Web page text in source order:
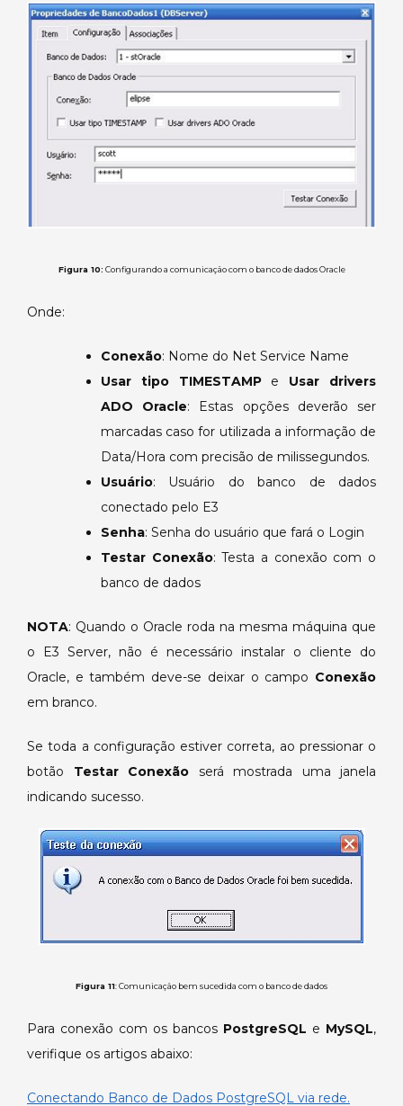
Figura 10: Configurando a comunicação com o banco de dados Oracle
Onde:
Conexão: Nome do Net Service Name
Usar tipo TIMESTAMPe Usar drivers
ADO Oracle: Estas opções deverão ser
marcadas caso for utilizada a informação de
Data/Hora com precisão de milissegundos.
Usuário: Usuário do banco de dados
conectado pelo E3
Senha: Senha do usuário que fará o Login
Testar Conexão: Testa a conexão com o
banco de dados
NOTA: Quando o Oracle roda na mesma máquina que
o E3 Server, não é necessário instalar o cliente do
Oracle, e também deve-se deixar o campo Conexão
em branco.
Se toda a configuração estiver correta, ao pressionar o
botão Testar Conexão será mostrada uma janela
indicando sucesso.
Figura 11: Comunicação bem sucedida com o banco de dados
Para conexão com os bancos PostgreSQL e MySQL,
verifique os artigos abaixo:
Conectando Banco de Dados PostgreSQL via rede.